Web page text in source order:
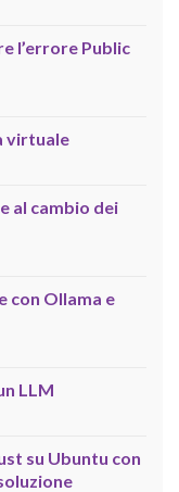
l’errore Public
virtuale
al cambio dei
con Ollama e
LLM
su Ubuntu con